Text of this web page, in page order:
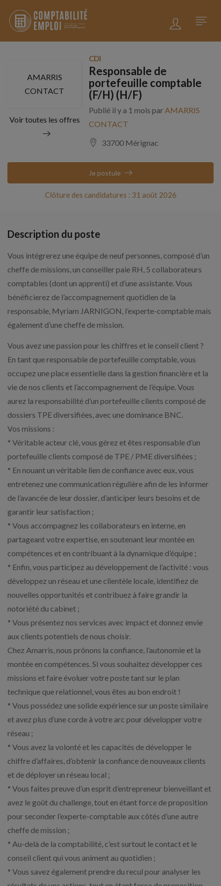
AMARRIS
CONTACT
Voir toutes les offres
CDI
Responsable de
portefeuille comptable
(F/H) (H/F)
Publié il y a 1 mois par AMARRIS
CONTACT
33700 Mérignac
Clôture des candidatures : 31 août 2026
Je postule
Description du poste
Vous intégrerez une équipe de neuf personnes, composé d’un
cheffe de missions, un conseiller paie RH, 5 collaborateurs
comptables (dont un apprenti) et d’une assistante. Vous
bénéficierez de l’accompagnement quotidien de la
responsable, Myriam JARNIGON, l’experte-comptable mais
également d’une cheffe de mission.
Vous avez une passion pour les chiffres et le conseil client ?
En tant que responsable de portefeuille comptable, vous
occupez une place essentielle dans la gestion financière et la
vie de nos clients et l’accompagnement de l’équipe. Vous
aurez la responsabilité d’un portefeuille clients composé de
dossiers TPE diversifiées, avec une dominance BNC.
Vos missions :
* Véritable acteur clé, vous gérez et êtes responsable d’un
portefeuille clients composé de TPE / PME diversifiées ;
* En nouant un véritable lien de confiance avec eux, vous
entretenez une communication régulière afin de les informer
de l’avancée de leur dossier, d’anticiper leurs besoins et de
garantir leur satisfaction ;
* Vous accompagnez les collaborateurs en interne, en
partageant votre expertise, en soutenant leur montée en
compétences et en contribuant à la dynamique d’équipe ;
* Enfin, vous participez au développement de l’activité : vous
développez un réseau et une clientèle locale, identifiez de
nouvelles opportunités et contribuez à faire grandir la
notoriété du cabinet ;
* Vous présentez nos services avec impact et donnez envie
aux clients potentiels de nous choisir.
Chez Amarris, nous prônons la confiance, l’autonomie et la
montée en compétences. Si vous souhaitez développer ces
missions et faire évoluer votre poste tant sur le plan
technique que relationnel, vous êtes au bon endroit !
* Vous possédez une solide expérience sur un poste similaire
et avez plus d’une corde à votre arc pour développer votre
réseau ;
* Vous avez la volonté et les capacités de développer le
chiffre d’affaires, d’obtenir la confiance de nouveaux clients
et de déployer un réseau local ;
* Vous faites preuve d’un esprit d’entrepreneur bienveillant et
avez le goût du challenge, tout en étant force de proposition
pour seconder l’experte-comptable aux côtés d’une autre
cheffe de mission ;
* Au-delà de la comptabilité, c’est surtout le contact et le
conseil client qui vous animent au quotidien ;
* Vous savez également prendre du recul pour analyser les